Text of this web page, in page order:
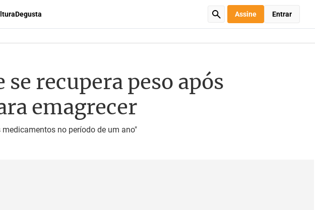
Degusta Assine Entrar
recupera peso após
emagrecer
no período de um ano"